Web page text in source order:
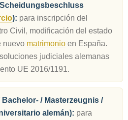
): para inscripción del
Civil, modificación del estado
nuevo matrimonioen España.
judiciales alemanas
UE 2016/1191.
/ Masterzeugnis /
alemán): para